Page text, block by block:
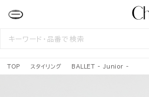
検
TOP スタイリング BALLET - Junior -